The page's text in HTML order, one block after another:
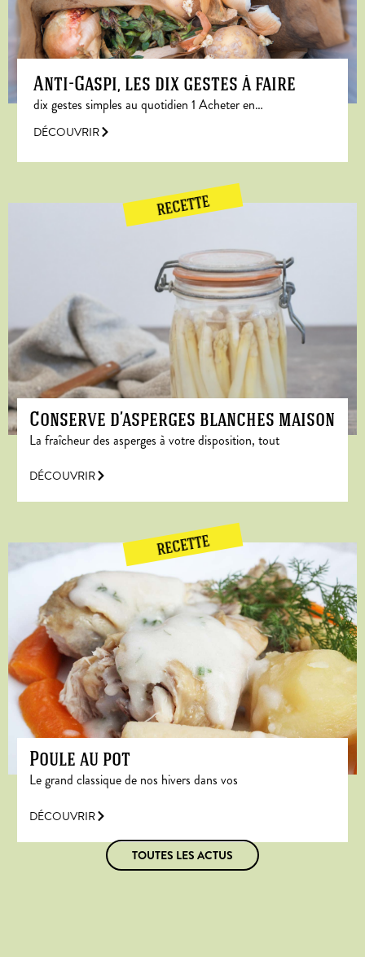
Anti-Gaspi, les dix gestes à faire
dix gestes simples au quotidien 1 Acheter en…
DÉCOUVRIR
RECETTE
Conserve d’asperges blanches maison
La fraîcheur des asperges à votre disposition, tout
DÉCOUVRIR
RECETTE
Poule au pot
Le grand classique de nos hivers dans vos
DÉCOUVRIR
TOUTES LES ACTUS